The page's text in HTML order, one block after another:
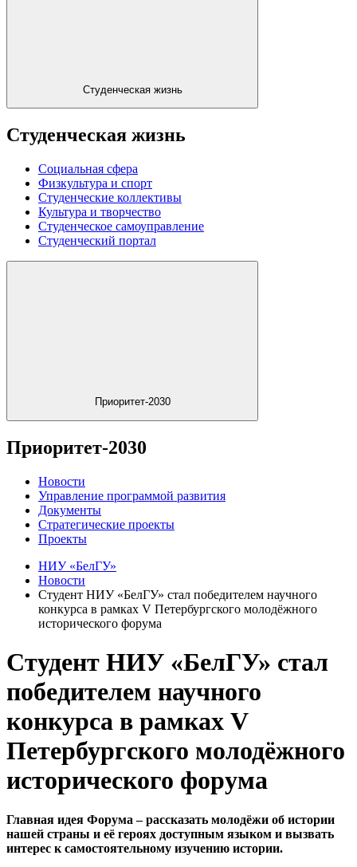
Студенческая жизнь
Студенческая жизнь
Социальная сфера
Физкультура и спорт
Студенческие коллективы
Культура и творчество
Студенческое самоуправление
Студенческий портал
Приоритет-2030
Приоритет-2030
Новости
Управление программой развития
Документы
Стратегические проекты
Проекты
НИУ «БелГУ»
Новости
Студент НИУ «БелГУ» стал победителем научного
конкурса в рамках V Петербургского молодёжного
исторического форума
Студент НИУ «БелГУ» стал
победителем научного
конкурса в рамках V
Петербургского молодёжного
исторического форума
Главная идея Форума – рассказать молодёжи об истории
нашей страны и её героях доступным языком и вызвать
интерес к самостоятельному изучению истории.